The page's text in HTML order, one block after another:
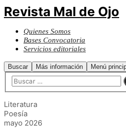
Revista Mal de Ojo
Quienes Somos
Bases Convocatoria
Servicios editoriales
Buscar Más información Menú
Literatura
Poesía
mayo 2026